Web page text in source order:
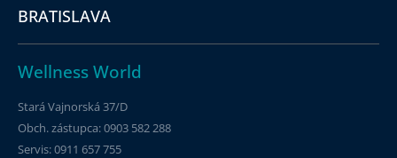
BRATISLAVA
Wellness World
Stará Vajnorská 37/D
Obch. zástupca: 0903 582 288
Servis: 0911 657 755